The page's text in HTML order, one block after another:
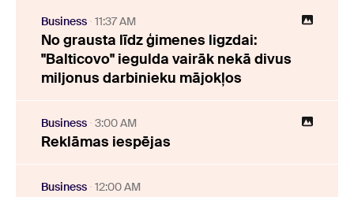
Business 11:37 AM
No grausta līdz ģimenes ligzdai:
"Balticovo" iegulda vairāk nekā divus
miljonus darbinieku mājokļos
Business 3:00 AM
Reklāmas iespējas
Business 12:00 AM